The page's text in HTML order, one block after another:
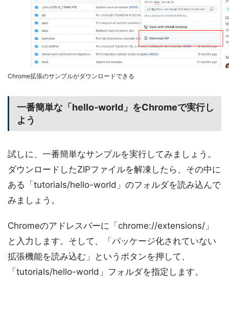
Chrome拡張のサンプルがダウンロードできる
一番簡単な「hello-world」をChromeで実行し
よう
試しに、一番簡単なサンプルを実行してみましょう。
ダウンロードしたZIPファイルを解凍したら、その中に
ある「tutorials/hello-world」のフォルダを読み込んで
みましょう。
Chromeのアドレスバーに「chrome://extensions/」
と入力します。そして、「パッケージ化されていない
拡張機能を読み込む」というボタンを押して、
「tutorials/hello-world」フォルダを指定します。